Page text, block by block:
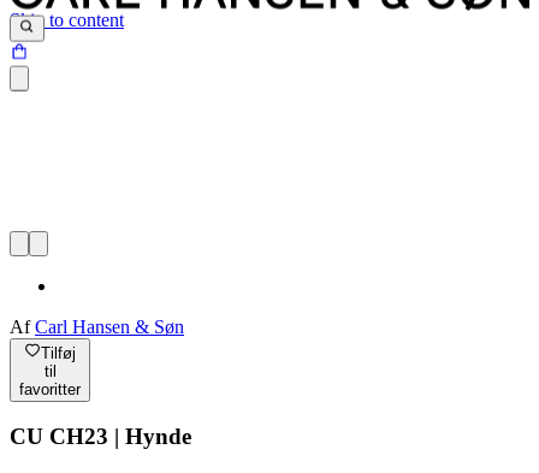
Skip to content
AfCarl Hansen & Søn
Tilføj
til
favoritter
CU CH23 | Hynde